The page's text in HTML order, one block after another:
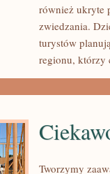
również ukryte
zwiedzania.
turystów
regionu, którzy
Tworzymy